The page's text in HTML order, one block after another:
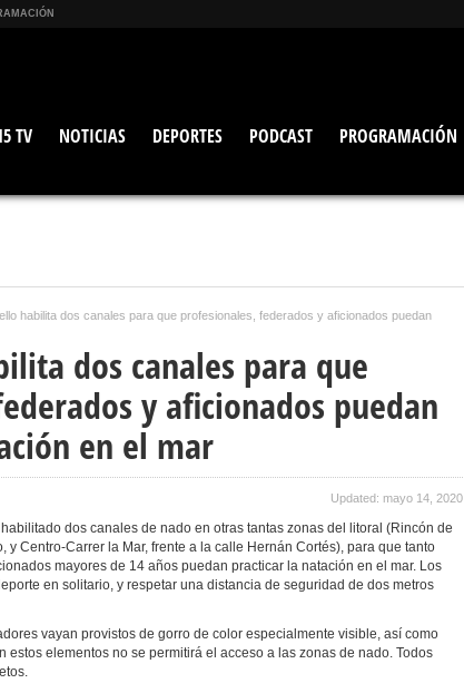
TV NOTICIAS DEPORTES PODCAST PROGRAMACIÓN
habilita dos canales para que profesionales, federados y aficionados puedan
dos canales para que
y aficionados puedan
en el mar
Updated: mayo 14, 2020
dos canales de nado en otras tantas zonas del litoral (Rincón de
y Centro-Carrer la Mar, frente a la calle Hernán Cortés), para que tanto
mayores de 14 años puedan practicar la natación en el mar. Los
en solitario, y respetar una distancia de seguridad de dos metros
vayan provistos de gorro de color especialmente visible, así como
estos elementos no se permitirá el acceso a las zonas de nado. Todos